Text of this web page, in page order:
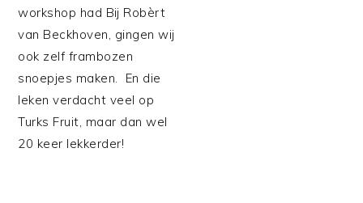
workshop had Bij Robèrt
van Beckhoven, gingen wij
ook zelf frambozen
snoepjes maken. En die
leken verdacht veel op
Turks Fruit, maar dan wel
20 keer lekkerder!